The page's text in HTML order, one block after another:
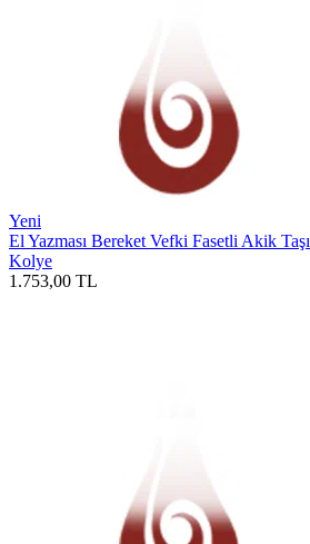
Yeni
El Yazması Bereket Vefki Fasetli Akik Taşı
Kolye
1.753,00 TL